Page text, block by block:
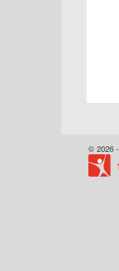
© 2026 -